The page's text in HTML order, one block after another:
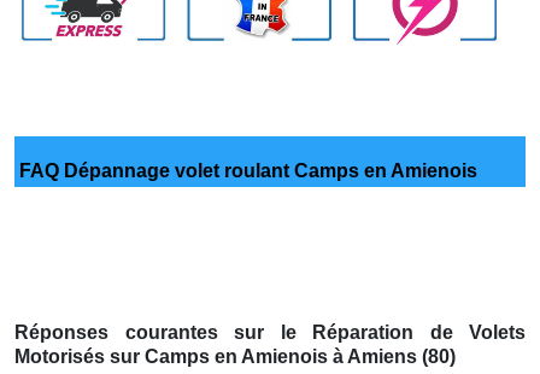
FAQ Dépannage volet roulant Camps en Amienois
Réponses courantes sur le Réparation de Volets
Motorisés sur Camps en Amienois à Amiens (80)